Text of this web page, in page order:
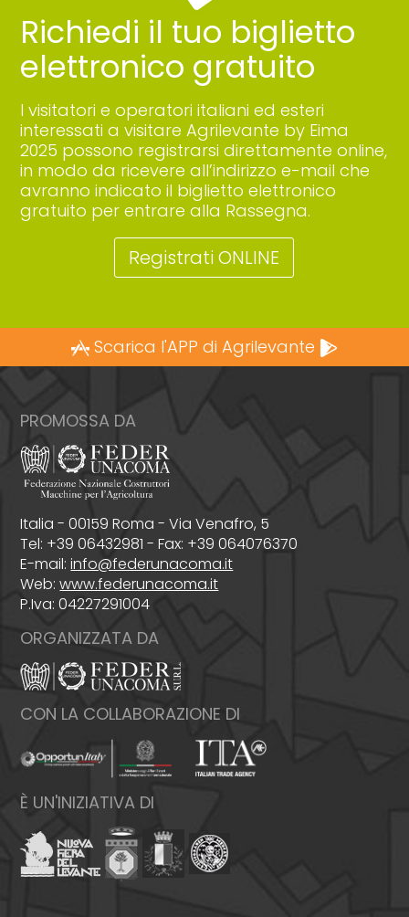
Richiedi il tuo biglietto
elettronico gratuito
I visitatori e operatori italiani ed esteri
interessati a visitare Agrilevante by Eima
2025 possono registrarsi direttamente online,
in modo da ricevere all’indirizzo e-mail che
avranno indicato il biglietto elettronico
gratuito per entrare alla Rassegna.
Registrati ONLINE
Scarica l'APP di Agrilevante
PROMOSSA DA
Italia - 00159 Roma - Via Venafro, 5
Tel: +39 06432981 - Fax: +39 064076370
E-mail:info@federunacoma.it
Web:www.federunacoma.it
P.Iva: 04227291004
ORGANIZZATA DA
CON LA COLLABORAZIONE DI
È UN'INIZIATIVA DI